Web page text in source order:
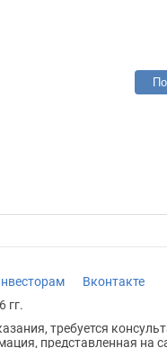
Вконтакте
гг.
требуется
представленная на